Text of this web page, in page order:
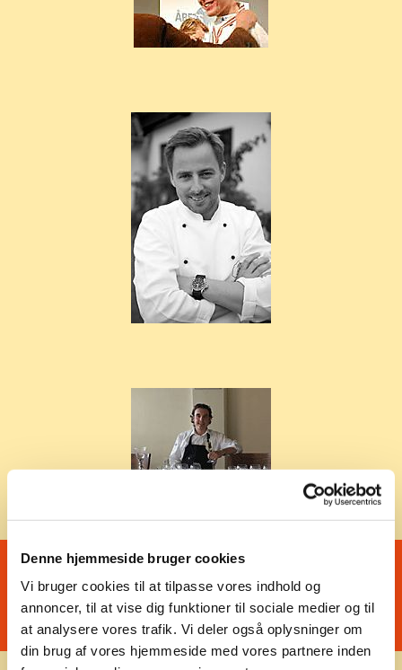
Denne hjemmeside bruger cookies
Vi bruger cookies til at tilpasse vores indhold og
annoncer, til at vise dig funktioner til sociale medier og til
at analysere vores trafik. Vi deler også oplysninger om
din brug af vores hjemmeside med vores partnere inden
Dommerne 2005